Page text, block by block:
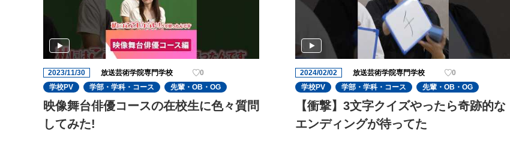
2023/11/30 放送芸術学院専門学校
0
学校PV
学部・学科・コース 先輩・OB・OG
映像舞台俳優コースの在校生に色々質問
してみた!
2024/02/02 放送芸術学院専門学校
0
学校PV
学部・学科・コース 先輩・OB・OG
【衝撃】3文字クイズやったら奇跡的な
エンディングが待ってた